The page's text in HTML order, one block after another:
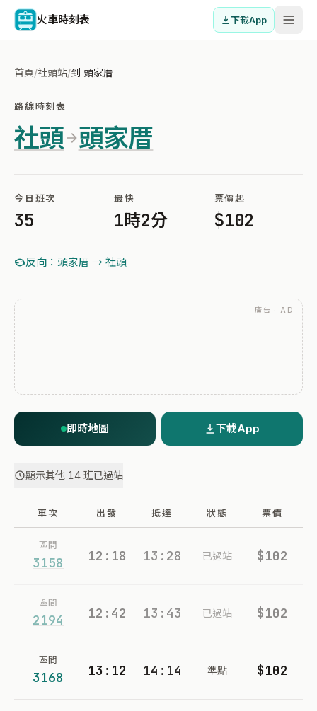
火車時刻表 下載App
首頁/社頭站/到 頭家厝
路線時刻表
社頭 頭家厝
今日班次
35
最快
1時2分
票價起
$102
反向：頭家厝 → 社頭
廣告 · AD
即時地圖 下載App
顯示其他 14 班已過站
車次 出發 抵達 狀態 票價
區間
3158 12:18 13:28 已過站 $102
區間
2194 12:42 13:43 已過站 $102
區間
3168 13:12 14:14 準點 $102